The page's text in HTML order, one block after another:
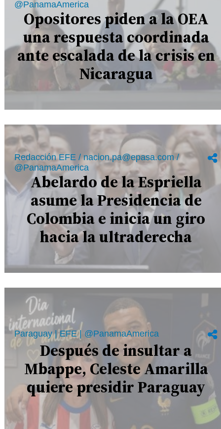
@PanamaAmerica
Opositores piden a la OEA
una respuesta coordinada
ante escalada de la crisis en
Nicaragua
Redacción EFE / nacion.pa@epasa.com /
@PanamaAmerica
Abelardo de la Espriella
asume la Presidencia de
Colombia e inicia un giro
hacia la ultraderecha
Paraguay | EFE | @PanamaAmerica
Después de insultar a
Mbappe, Celeste Amarilla
quiere presidir Paraguay